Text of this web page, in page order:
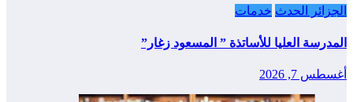
الجزائر الحدث خدمات
المدرسة العليا للأساتذة ” المسعود زغار”
أغسطس 7, 2026